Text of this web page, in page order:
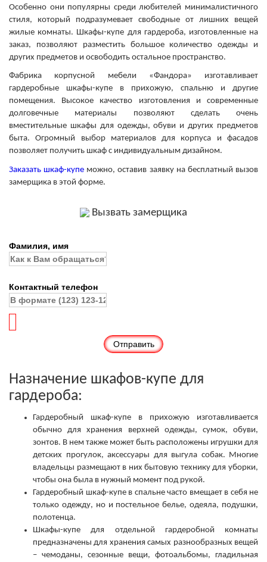
Особенно они популярны среди любителей минималистичного
стиля, который подразумевает свободные от лишних вещей
жилые комнаты. Шкафы-купе для гардероба, изготовленные на
заказ, позволяют разместить большое количество одежды и
других предметов и освободить остальное пространство.
Фабрика корпусной мебели «Фандора» изготавливает
гардеробные шкафы-купе в прихожую, спальню и другие
помещения. Высокое качество изготовления и современные
долговечные материалы позволяют сделать очень
вместительные шкафы для одежды, обуви и других предметов
быта. Огромный выбор материалов для корпуса и фасадов
позволяет получить шкаф с индивидуальным дизайном.
Заказать шкаф-купе можно, оставив заявку на бесплатный вызов
замерщика в этой форме.
Вызвать замерщика
Фамилия, имя
Контактный телефон
Назначение шкафов-купе для
гардероба:
Гардеробный шкаф-купе в прихожую изготавливается
обычно для хранения верхней одежды, сумок, обуви,
зонтов. В нем также может быть расположены игрушки для
детских прогулок, аксессуары для выгула собак. Многие
владельцы размещают в них бытовую технику для уборки,
чтобы она была в нужный момент под рукой.
Гардеробный шкаф-купе в спальне часто вмещает в себя не
только одежду, но и постельное белье, одеяла, подушки,
полотенца.
Шкафы-купе для отдельной гардеробной комнаты
предназначены для хранения самых разнообразных вещей
– чемоданы, сезонные вещи, фотоальбомы, гладильная